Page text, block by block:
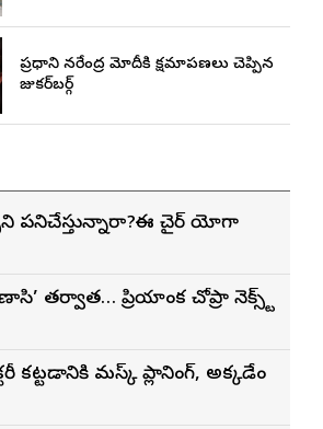
ప్రధాని నరేంద్ర మోదీకి క్షమాపణలు చెప్పిన
జుకర్‌బర్గ్
పనిచేస్తున్నారా?ఈ చైర్ యోగా
తర్వాత… ప్రియాంక చోప్రా నెక్స్ట్
కట్టడానికి మస్క్ ప్లానింగ్, అక్కడేం